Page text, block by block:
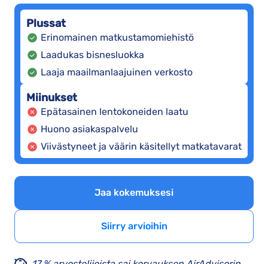
Plussat
Erinomainen matkustamomiehistö
Laadukas bisnesluokka
Laaja maailmanlaajuinen verkosto
Miinukset
Epätasainen lentokoneiden laatu
Huono asiakaspalvelu
Viivästyneet ja väärin käsitellyt matkatavarat
Jaa kokemuksesi
Siirry arvioihin